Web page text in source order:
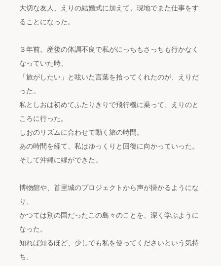
アパートメントについて
入居者一覧
大切な友人、えりの結婚式に加えて、現地でまた仕事をす
ることになった。
３年前。産後の体調不良で私がにっちもさっちも行かなく
なっていた時、
「旅がしたい」と呟いた言葉を拾ってくれたのが、えりだ
った。
私としおは初めてふたりきりで飛行機に乗って、えりのと
ころに行った。
しおのリズムに合わせて動く旅の時間。
あの時間を経て、私はゆっくりと回復に向かっていった。
そして沖縄に縁ができた。
博物館や、首里城のプロジェクトから声が掛かるようにな
り、
かつては別の国だったこの島々のことを、深く学ぶように
なった。
知れば知るほど、少しでも私を使ってくださいという気持
ち、